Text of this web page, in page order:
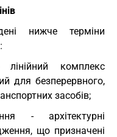
нижче терміни
комплекс
для безперервного,
засобів;
- архітектурні
що призначені